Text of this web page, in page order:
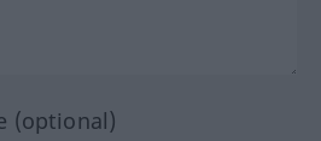
(optional)